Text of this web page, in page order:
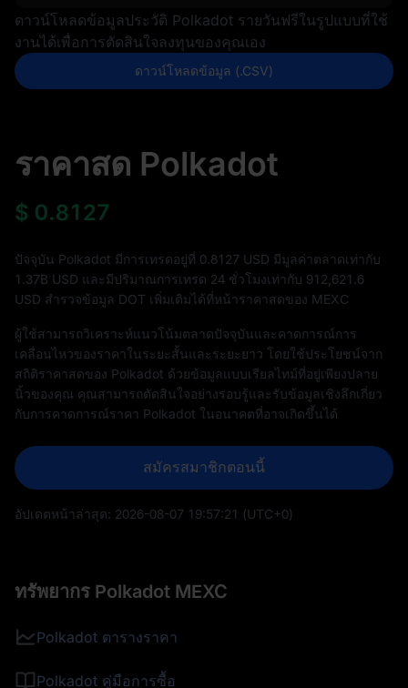
ดาวน์โหลดข้อมูลประวัติ Polkadot รายวันฟรีในรูปแบบที่ใช้
งานได้เพื่อการตัดสินใจลงทุนของคุณเอง
ดาวน์โหลดข้อมูล (.CSV)
ราคาสด Polkadot
$ 0.8127
ปัจจุบัน Polkadot มีการเทรดอยู่ที่ 0.8127 USD มีมูลค่าตลาดเท่ากับ
1.37B USD และมีปริมาณการเทรด 24 ชั่วโมงเท่ากับ 912,621.6
USD สำรวจข้อมูล DOT เพิ่มเติมได้ที่หน้าราคาสดของ MEXC
ผู้ใช้สามารถวิเคราะห์แนวโน้มตลาดปัจจุบันและคาดการณ์การ
เคลื่อนไหวของราคาในระยะสั้นและระยะยาว โดยใช้ประโยชน์จาก
สถิติราคาสดของ Polkadot ด้วยข้อมูลแบบเรียลไทม์ที่อยู่เพียงปลาย
นิ้วของคุณ คุณสามารถตัดสินใจอย่างรอบรู้และรับข้อมูลเชิงลึกเกี่ยว
กับการคาดการณ์ราคา Polkadot ในอนาคตที่อาจเกิดขึ้นได้
สมัครสมาชิกตอนนี้
อัปเดตหน้าล่าสุด: 2026-08-07 19:57:21 (UTC+0)
ทรัพยากร Polkadot MEXC
Polkadot ตารางราคา
Polkadot คู่มือการซื้อ